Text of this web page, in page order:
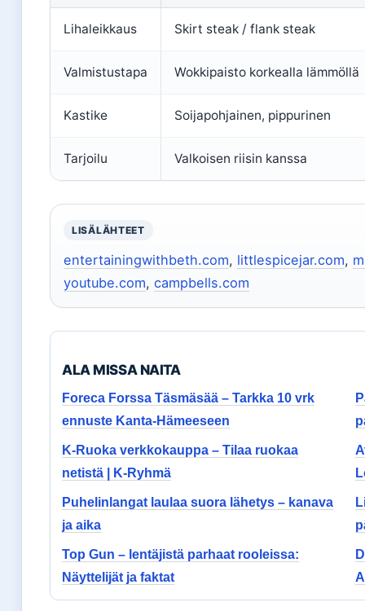
Lihaleikkaus Skirt steak / flank steak
Valmistustapa Wokkipaisto korkealla lämmöllä
Kastike Soijapohjainen, pippurinen
Tarjoilu Valkoisen riisin kanssa
LISÄLÄHTEET
entertainingwithbeth.com, littlespicejar.com,
youtube.com, campbells.com
ALA MISSA NAITA
Foreca Forssa Täsmäsää – Tarkka 10 vrk
ennuste Kanta-Hämeeseen
K-Ruoka verkkokauppa – Tilaa ruokaa
netistä | K-Ryhmä
Puhelinlangat laulaa suora lähetys – kanava
ja aika
Top Gun – lentäjistä parhaat rooleissa:
Näyttelijät ja faktat